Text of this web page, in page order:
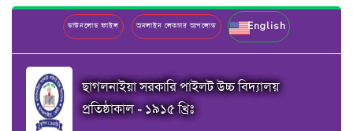
ডাউনলোড ফাইল অনলাইন লেকচার আপলোড English
ছাগলনাইয়া সরকারি পাইলট উচ্চ বিদ্যালয়
প্রতিষ্ঠাকাল - ১৯১৫ খ্রিঃ